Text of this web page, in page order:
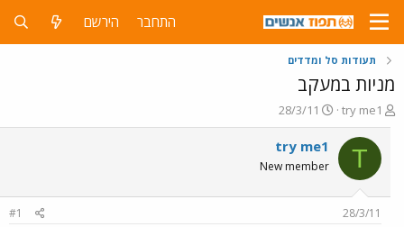
התחבר הירשם
תעודות סל ומדדים
מניות במעקב
פ
ו
ת
ח
ה
ש
try me1
פ
ו
ר
ם
28/3/11
T
try me1
New member
28/3/11
#1